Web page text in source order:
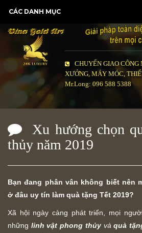
CÁC DANH MỤC
CHUYỂN GIAO CÔNG
XƯỞNG, MÁY MÓC,
Mr.Long: 096 588 5388
Xu hướng chọn
thủy năm 2019
Bạn đang phân vân không biết nên
ở đâu uy tín làm quà tặng Tết 2019?
Xã hội ngày càng phát triển, mọi
những linh vật phong thủy và quà